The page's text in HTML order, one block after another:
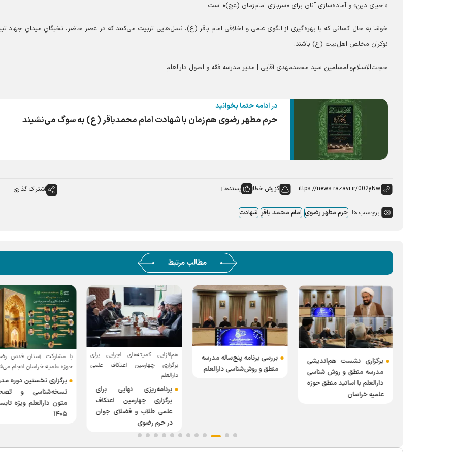
«احیای دین» و آماده‌سازی آنان برای «سربازی امام‌زمان (عج)» است.
خوشا به حال کسانی که با بهره‌گیری از الگوی علمی و اخلاقی امام باقر (ع)، نسل‌هایی تربیت می‌کنند که در عصر حاضر، نخبگانِ میدانِ جهاد
نوکران مخلص اهل‌بیت (ع) باشند.
حجت‌الاسلام‌والمسلمین سید محمدمهدی آقایی | مدیر مدرسه فقه و اصول دارالعلم
در ادامه حتما بخوانید
حرم مطهر رضوی هم‌زمان با شهادت امام محمدباقر (ع) به سوگ می‌نشیند
گزارش خطا پسندها: اشتراک گذاری
برچسب ها: حرم مطهر رضوی امام محمد باقر شهادت
مطالب مرتبط
برگزاری نشست هم‌اندیشی
مدرسه منطق و روش شناسی
دارالعلم با اساتید منطق حوزه
علمیه خراسان
بررسی برنامه پنج‌ساله مدرسه
منطق و روش‌شناسی دارالعلم
هم‌افزایی کمیته‌های اجرایی برای
برگزاری چهارمین اعتکاف علمی
دارالعلم
برنامه‌ریزی نهایی برای
برگزاری چهارمین اعتکاف
علمی طلاب و فضلای جوان
در حرم رضوی
با مشارکت آستان قدس
حوزه علمیه خراسان انجام
برگزاری نخستین دوره
نسخه‌شناسی و
متون دارالعلم ویژه
۱۴۰۵